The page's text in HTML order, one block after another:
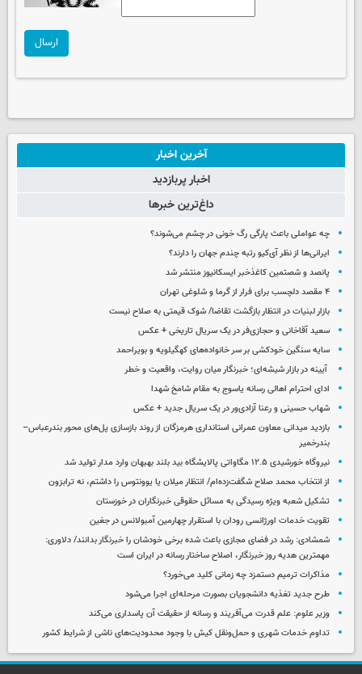
ارسال
آخرین اخبار
اخبار پربازدید
داغ‌ترین خبرها
چه عواملی باعث پارگی رگ خونی در چشم می‌شوند؟
ایرانی‌ها از نظر آی‌کیو رتبه چندم جهان را دارند؟
پانصد و شصتمین کاغذخبر ایسکانیوز منتشر شد
۴ مقصد دلچسب برای فرار از گرما و شلوغی تهران
بازار لبنیات در انتظار بازگشت تقاضا/ شوک قیمتی به صلاح نیست
سعید آقاخانی و حجازی‌فر در یک سریال تاریخی + عکس
سایه سنگین خودکشی بر سر خانواده‌های کهگیلویه و بویراحمد
آیینه در بازار شیشه‌ای؛ خبرنگار میان روایت، واقعیت و خطر
ادای احترام اهالی رسانه یاسوج به مقام شامخ شهدا
شهاب حسینی و رعنا آزادی‌ور در یک سریال جدید + عکس
بازدید میدانی معاون عمرانی استانداری هرمزگان از روند بازسازی پل‌های محور بندرعباس–
بندرخمیر
نیروگاه خورشیدی ۱۲.۵ مگاواتی پالایشگاه بید بلند بهبهان وارد مدار تولید شد
از انتخاب محمد صلاح شگفت‌زده‌ام/ انتظار میلان یا یوونتوس را داشتم، نه ترابزون
تشکیل شعبه ویژه رسیدگی به مسائل حقوقی خبرنگاران در خوزستان
تقویت خدمات اورژانسی رودان با استقرار چهارمین آمبولانس در جغین
شمشادی: رشد در فضای مجازی باعث شده برخی خودشان را خبرنگار بدانند/ دلاوری:
مهمترین هدیه‌ روز خبرنگار، اصلاح ساختار رسانه در ایران است
مذاکرات ترمیم دستمزد چه زمانی کلید می‌خورد؟
طرح جدید تغذیه دانشجویان بصورت مرحله‌ای اجرا می‌شود
وزیر علوم: علم قدرت می‌آفریند و رسانه از حقیقت آن پاسداری می‌کند
تداوم خدمات شهری و حمل‌ونقل کیش با وجود محدودیت‌های ناشی از شرایط کشور